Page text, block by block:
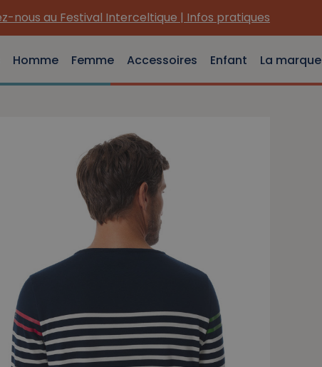
(Re) Découvrez nos INDISPENSABLES en toile !
Homme Femme Accessoires Enfant La marque